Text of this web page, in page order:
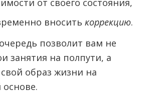
вноситькоррекцию.
позволит вам не
занятия на полпути, а
образ жизни на